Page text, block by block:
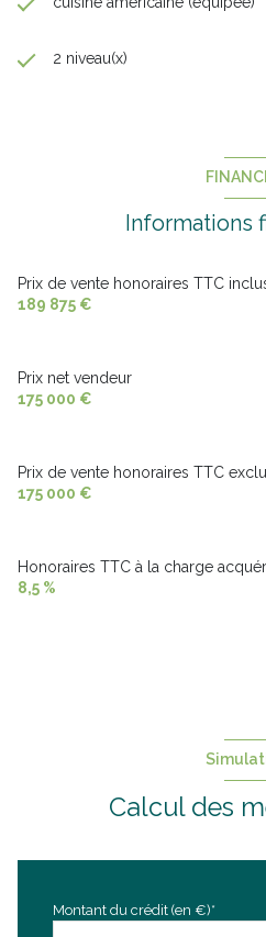
2 niveau(x)
Informations
Prix de vente honoraires TTC
189 875 €
Prix net vendeur
175 000 €
Prix de vente honoraires TTC
175 000 €
Honoraires TTC à la charge
8,5 %
Calcul des
Montant du crédit (en €)*